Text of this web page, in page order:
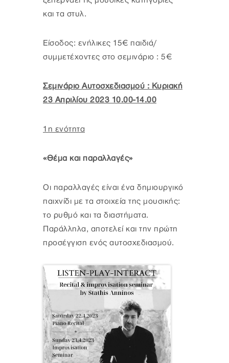
και τα στυλ.
Είσοδος: ενήλικες 15€ παιδιά/
συμμετέχοντες στο σεμινάριο : 5€
Σεμινάριο Αυτοσχεδιασμού : Κυριακή
23 Απριλίου 2023 10.00-14.00
1η ενότητα
«Θέμα και παραλλαγές»
Οι παραλλαγές είναι ένα δημιουργικό
παιχνίδι με τα στοιχεία της μουσικής:
το ρυθμό και τα διαστήματα.
Παράλληλα, αποτελεί και την πρώτη
προσέγγιση ενός αυτοσχεδιασμού.